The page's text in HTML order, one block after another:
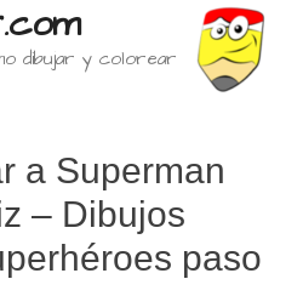
dibujar y colorear
a Superman
– Dibujos
paso